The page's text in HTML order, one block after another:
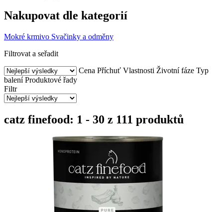
Nakupovat dle kategorií
Mokré krmivo Svačinky a odměny
Filtrovat a seřadit
Cena Příchuť Vlastnosti Životní fáze Typ
balení Produktové řady
Filtr
catz finefood: 1 - 30 z 111 produktů